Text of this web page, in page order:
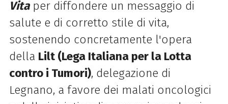
Vitaper diffondere un messaggio di
salute e di corretto stile di vita,
sostenendo concretamente l'opera
della Lilt (Lega Italiana per la Lotta
contro i Tumori), delegazione di
Legnano, a favore dei malati oncologici